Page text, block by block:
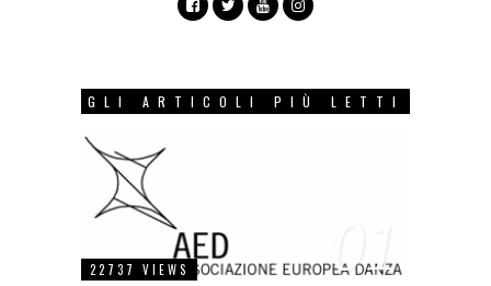
GLI ARTICOLI PIÙ LETTI
01
22737 VIEWS